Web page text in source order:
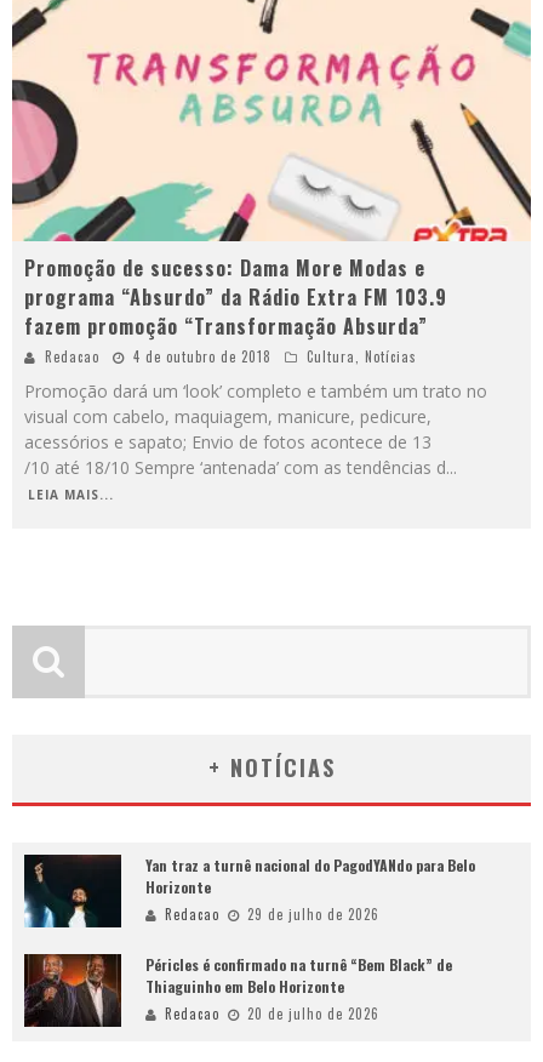
Promoção de sucesso: Dama More Modas e
programa “Absurdo” da Rádio Extra FM 103.9
fazem promoção “Transformação Absurda”
Redacao 4 de outubro de 2018 Cultura, Notícias
Promoção dará um ‘look’ completo e também um trato no
visual com cabelo, maquiagem, manicure, pedicure,
acessórios e sapato; Envio de fotos acontece de 13
/10 até 18/10 Sempre ‘antenada’ com as tendências d...
LEIA MAIS...
+ NOTÍCIAS
Yan traz a turnê nacional do PagodYANdo para Belo
Horizonte
Redacao 29 de julho de 2026
Péricles é confirmado na turnê “Bem Black” de
Thiaguinho em Belo Horizonte
Redacao 20 de julho de 2026